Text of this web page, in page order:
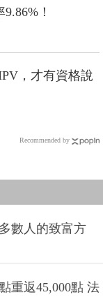
！
，才有資格說
Recommended by
數人的致富方
重返45,000點 法